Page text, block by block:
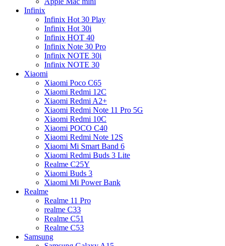
Infinix
Infinix Hot 30 Play
Infinix Hot 30i
Infinix HOT 40
Infinix Note 30 Pro
Infinix NOTE 30i
Infinix NOTE 30
Xiaomi
Xiaomi Poco C65
Xiaomi Redmi 12C
Xiaomi Redmi A2+
Xiaomi Redmi Note 11 Pro 5G
Xiaomi Redmi 10C
Xiaomi POCO C40
Xiaomi Redmi Note 12S
Xiaomi Mi Smart Band 6
Xiaomi Redmi Buds 3 Lite
Realme C25Y
Xiaomi Buds 3
Xiaomi Mi Power Bank
Realme
Realme 11 Pro
realme C33
Realme C51
Realme C53
Samsung